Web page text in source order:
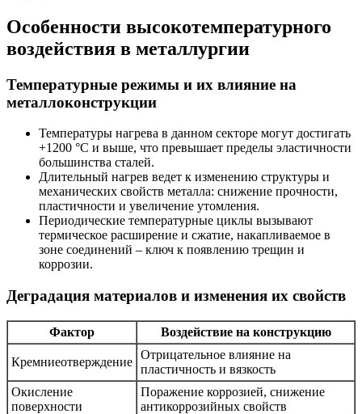
Особенности высокотемпературного
воздействия в металлургии
Температурные режимы и их влияние на
металлоконструкции
Температуры нагрева в данном секторе могут достигать
+1200 °C и выше, что превышает пределы эластичности
большинства сталей.
Длительный нагрев ведет к изменению структуры и
механических свойств металла: снижение прочности,
пластичности и увеличение утомления.
Периодические температурные циклы вызывают
термическое расширение и сжатие, накапливаемое в
зоне соединений – ключ к появлению трещин и
коррозии.
Деградация материалов и изменения их свойств
Фактор Воздействие на конструкцию
Кремниеотверждение
Отрицательное влияние на
пластичность и вязкость
Окисление
поверхности
Поражение коррозией, снижение
антикоррозийных свойств